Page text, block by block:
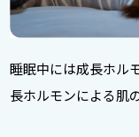
睡眠中には成長ホル
長ホルモンによる肌